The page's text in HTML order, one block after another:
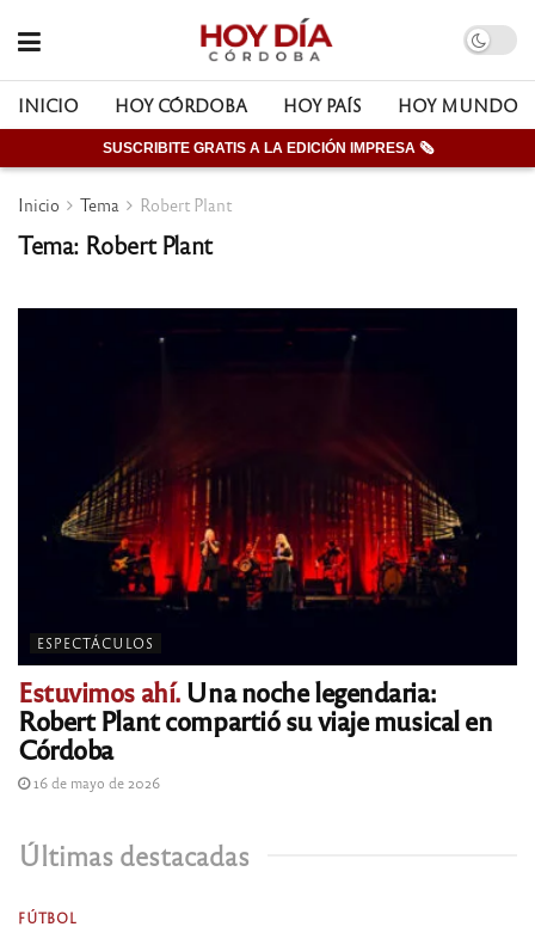
INICIO HOY CÓRDOBA HOY PAÍS HOY MUNDO
SUSCRIBITE GRATIS A LA EDICIÓN IMPRESA 🗞
Inicio Tema Robert Plant
Tema: Robert Plant
ESPECTÁCULOS
Estuvimos ahí.Una noche legendaria:
Robert Plant compartió su viaje musical en
Córdoba
16 de mayo de 2026
Últimas destacadas
FÚTBOL